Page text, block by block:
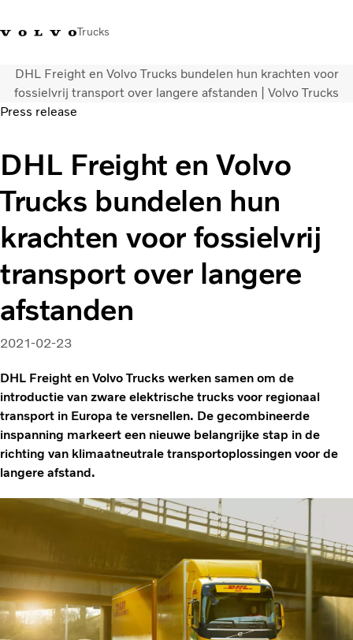
Trucks
ContactKennis vergrotenMerchandiseInloggenNederland
CO2-reductie
Trucks
Truck Builder
Services
Dealer locator
Nieuws
Over ons
DHL Freight en Volvo Trucks bundelen hun krachten voor
fossielvrij transport over langere afstanden | Volvo Trucks
Press release
DHL Freight en Volvo
Trucks bundelen hun
krachten voor fossielvrij
transport over langere
afstanden
2021-02-23
DHL Freight en Volvo Trucks werken samen om de
introductie van zware elektrische trucks voor regionaal
transport in Europa te versnellen. De gecombineerde
inspanning markeert een nieuwe belangrijke stap in de
richting van klimaatneutrale transportoplossingen voor de
langere afstand.